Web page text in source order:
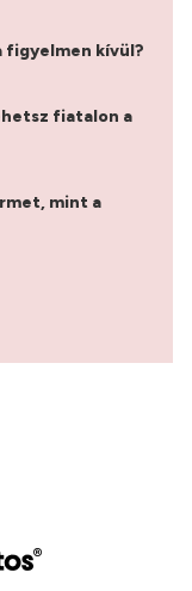
figyelmen kívül?
fiatalon a
mint a